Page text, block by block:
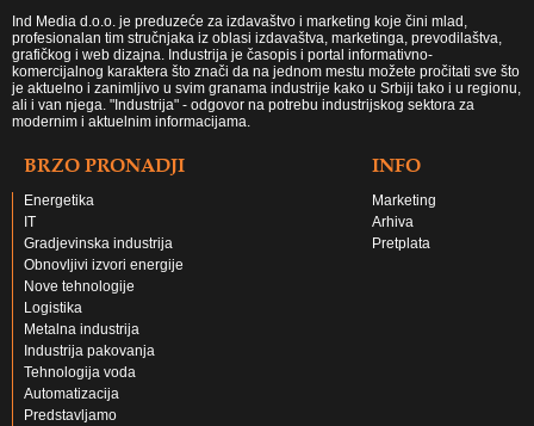
Ind Media d.o.o. je preduzeće za izdavaštvo i marketing koje čini mlad,
profesionalan tim stručnjaka iz oblasi izdavaštva, marketinga, prevodilaštva,
grafičkog i web dizajna. Industrija je časopis i portal informativno-
komercijalnog karaktera što znači da na jednom mestu možete pročitati sve što
je aktuelno i zanimljivo u svim granama industrije kako u Srbiji tako i u regionu,
ali i van njega. "Industrija" - odgovor na potrebu industrijskog sektora za
modernim i aktuelnim informacijama.
BRZO PRONADJI
Energetika
IT
Gradjevinska industrija
Obnovljivi izvori energije
Nove tehnologije
Logistika
Metalna industrija
Industrija pakovanja
Tehnologija voda
Automatizacija
Predstavljamo
INFO
Marketing
Arhiva
Pretplata